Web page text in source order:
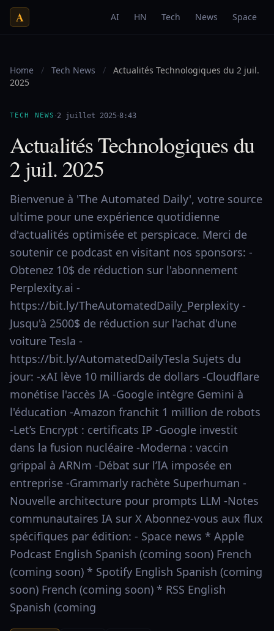
A AI HN Tech News Space
Home / Tech News /
Actualités Technologiques du 2 juil.
2025
TECH NEWS ·2 juillet 2025·8:43
Actualités Technologiques du
2 juil. 2025
Bienvenue à 'The Automated Daily', votre source
ultime pour une expérience quotidienne
d'actualités optimisée et perspicace. Merci de
soutenir ce podcast en visitant nos sponsors: -
Obtenez 10$ de réduction sur l'abonnement
Perplexity.ai -
https://bit.ly/TheAutomatedDaily_Perplexity -
Jusqu'à 2500$ de réduction sur l'achat d'une
voiture Tesla -
https://bit.ly/AutomatedDailyTesla Sujets du
jour: -xAI lève 10 milliards de dollars -Cloudflare
monétise l'accès IA -Google intègre Gemini à
l'éducation -Amazon franchit 1 million de robots
-Let’s Encrypt : certificats IP -Google investit
dans la fusion nucléaire -Moderna : vaccin
grippal à ARNm -Débat sur l’IA imposée en
entreprise -Grammarly rachète Superhuman -
Nouvelle architecture pour prompts LLM -Notes
communautaires IA sur X Abonnez-vous aux flux
spécifiques par édition: - Space news * Apple
Podcast English Spanish (coming soon) French
(coming soon) * Spotify English Spanish (coming
soon) French (coming soon) * RSS English
Spanish (coming